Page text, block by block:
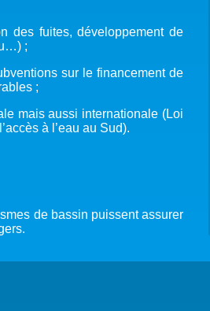
des fuites, développement de
;
sur le financement de
;
mais aussi internationale (Loi
à l’eau au Sud).
de bassin puissent assurer